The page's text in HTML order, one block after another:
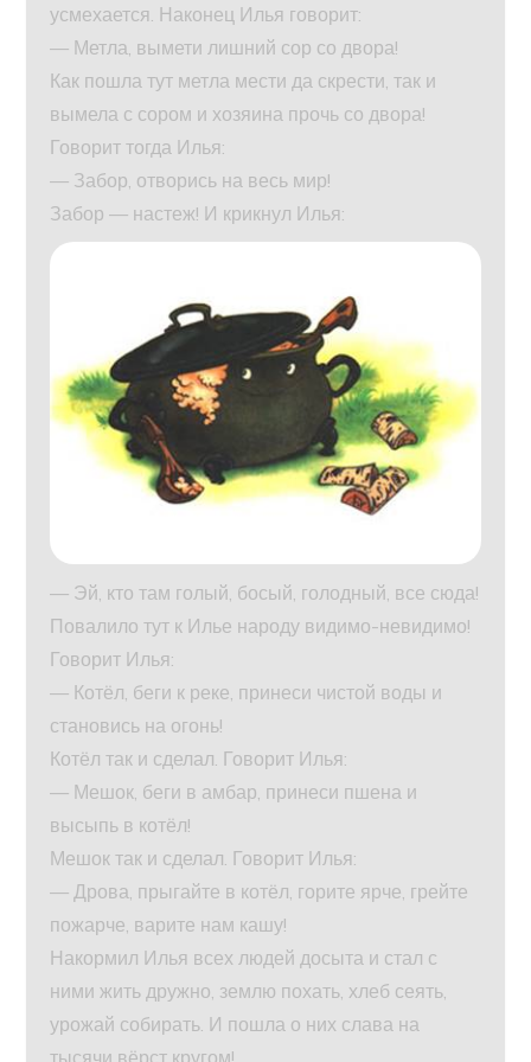
усмехается. Наконец Илья говорит:
— Метла, вымети лишний сор со двора!
Как пошла тут метла мести да скрести, так и
вымела с сором и хозяина прочь со двора!
Говорит тогда Илья:
— Забор, отворись на весь мир!
Забор — настеж! И крикнул Илья:
— Эй, кто там голый, босый, голодный, все сюда!
Повалило тут к Илье народу видимо-невидимо!
Говорит Илья:
— Котёл, беги к реке, принеси чистой воды и
становись на огонь!
Котёл так и сделал. Говорит Илья:
— Мешок, беги в амбар, принеси пшена и
высыпь в котёл!
Мешок так и сделал. Говорит Илья:
— Дрова, прыгайте в котёл, горите ярче, грейте
пожарче, варите нам кашу!
Накормил Илья всех людей досыта и стал с
ними жить дружно, землю похать, хлеб сеять,
урожай собирать. И пошла о них слава на